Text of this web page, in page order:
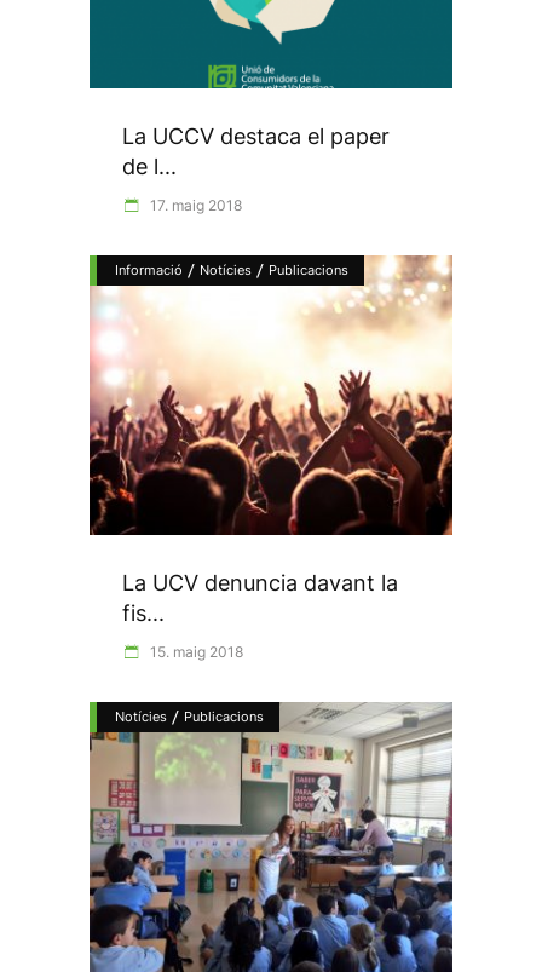
La UCCV destaca el paper
de l...
17. maig 2018
Informació / Notícies / Publicacions
La UCV denuncia davant la
fis...
15. maig 2018
Notícies / Publicacions